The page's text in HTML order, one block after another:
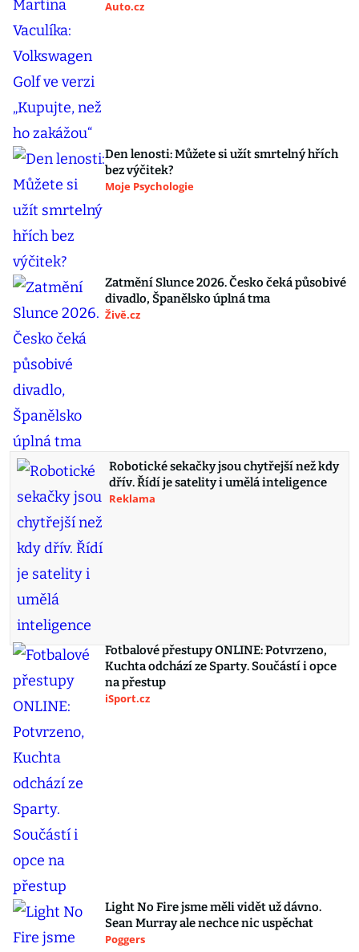
Auto.cz
Den lenosti: Můžete si užít smrtelný hřích
bez výčitek?
Moje Psychologie
Zatmění Slunce 2026. Česko čeká působivé
divadlo, Španělsko úplná tma
Živě.cz
Robotické sekačky jsou chytřejší než kdy
dřív. Řídí je satelity i umělá inteligence
Reklama
Fotbalové přestupy ONLINE: Potvrzeno,
Kuchta odchází ze Sparty. Součástí i opce
na přestup
iSport.cz
Light No Fire jsme měli vidět už dávno.
Sean Murray ale nechce nic uspěchat
Poggers